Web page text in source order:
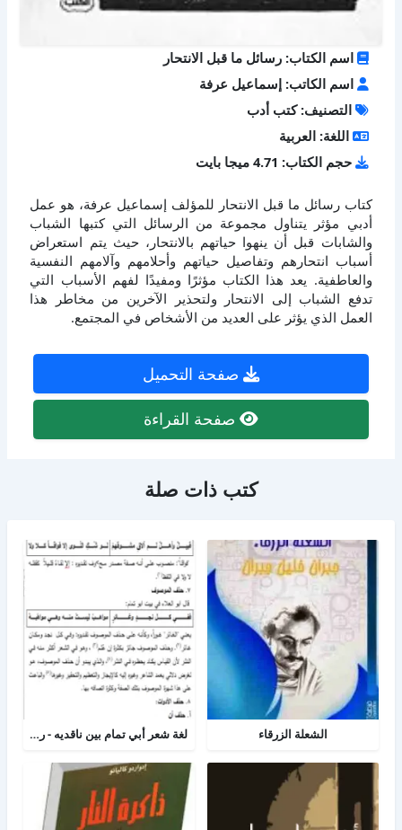
اسم الكتاب: رسائل ما قبل الانتحار
اسم الكاتب: إسماعيل عرفة
التصنيف: كتب أدب
اللغة: العربية
حجم الكتاب: 4.71 ميجا بايت
كتاب رسائل ما قبل الانتحار للمؤلف إسماعيل عرفة، هو عمل
أدبي مؤثر يتناول مجموعة من الرسائل التي كتبها الشباب
والشابات قبل أن ينهوا حياتهم بالانتحار، حيث يتم استعراض
أسباب انتحارهم وتفاصيل حياتهم وأحلامهم وآلامهم النفسية
والعاطفية. يعد هذا الكتاب مؤثرًا ومفيدًا لفهم الأسباب التي
تدفع الشباب إلى الانتحار ولتحذير الآخرين من مخاطر هذا
العمل الذي يؤثر على العديد من الأشخاص في المجتمع.
صفحة التحميل
صفحة القراءة
كتب ذات صلة
الشعلة الزرقاء لغة شعر أبي تمام بين ناقديه - رسالة لغه عربية